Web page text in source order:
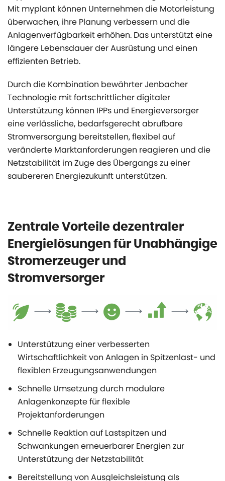
Mit myplant können Unternehmen die Motorleistung
überwachen, ihre Planung verbessern und die
Anlagenverfügbarkeit erhöhen. Das unterstützt eine
längere Lebensdauer der Ausrüstung und einen
effizienten Betrieb.
Durch die Kombination bewährter Jenbacher
Technologie mit fortschrittlicher digitaler
Unterstützung können IPPs und Energieversorger
eine verlässliche, bedarfsgerecht abrufbare
Stromversorgung bereitstellen, flexibel auf
veränderte Marktanforderungen reagieren und die
Netzstabilität im Zuge des Übergangs zu einer
saubereren Energiezukunft unterstützen.
Zentrale Vorteile dezentraler
Energielösungen für Unabhängige
Stromerzeuger und
Stromversorger
Unterstützung einer verbesserten
Wirtschaftlichkeit von Anlagen in Spitzenlast- und
flexiblen Erzeugungsanwendungen
Schnelle Umsetzung durch modulare
Anlagenkonzepte für flexible
Projektanforderungen
Schnelle Reaktion auf Lastspitzen und
Schwankungen erneuerbarer Energien zur
Unterstützung der Netzstabilität
Bereitstellung von Ausgleichsleistung als